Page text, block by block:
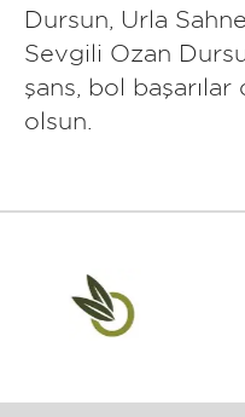
Dursun, Urla
Sevgili Ozan
şans, bol başarılar
olsun.